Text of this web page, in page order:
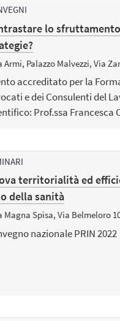
lo
Armi, Palazzo Malvezzi, Via
accreditato per la
e dei Consulenti del
Prof.ssa Francesca
territorialità ed
della sanità
Magna Spisa, Via Belmeloro
nazionale PRIN 2022